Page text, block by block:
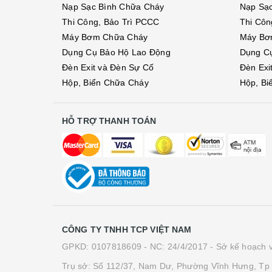
Nạp Sạc Bình Chữa Cháy
Thi Công, Bảo Trì PCCC
Máy Bơm Chữa Cháy
Dụng Cụ Bảo Hộ Lao Động
Đèn Exit và Đèn Sự Cố
Hộp, Biển Chữa Cháy
Nạp
Thi
Máy
Dụng
Đèn
Hộp,
HỖ TRỢ THANH TOÁN
CÔNG TY TNHH TCP VIỆT NAM
GPKD: 0107818609 - NC: 24/4/2017 - Sở kế hoạch
Trụ sở: Số 112/37, Nam Dư, Phường Vĩnh Hưng, Tp